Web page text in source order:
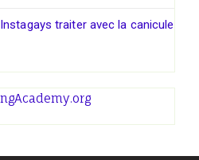
traiter avec la canicule